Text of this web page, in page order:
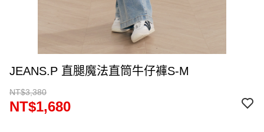
JEANS.P 直腿魔法直筒牛仔褲S-M
NT$3,380
NT$1,680